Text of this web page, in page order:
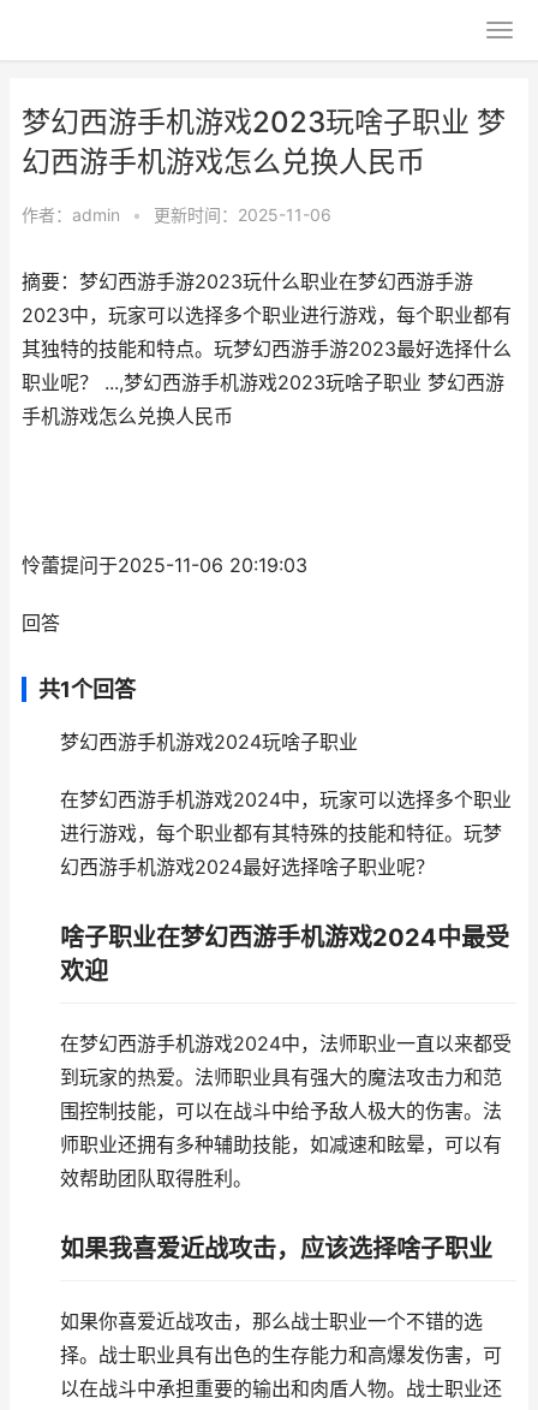
梦幻西游手机游戏2023玩啥子职业 梦
幻西游手机游戏怎么兑换人民币
作者： admin • 更新时间：2025-11-06
摘要：梦幻西游手游2023玩什么职业在梦幻西游手游
2023中，玩家可以选择多个职业进行游戏，每个职业都有
其独特的技能和特点。玩梦幻西游手游2023最好选择什么
职业呢？ ...,梦幻西游手机游戏2023玩啥子职业 梦幻西游
手机游戏怎么兑换人民币
怜蕾提问于2025-11-06 20:19:03
回答
共1个回答
梦幻西游手机游戏2024玩啥子职业
在梦幻西游手机游戏2024中，玩家可以选择多个职业
进行游戏，每个职业都有其特殊的技能和特征。玩梦
幻西游手机游戏2024最好选择啥子职业呢？
啥子职业在梦幻西游手机游戏2024中最受
欢迎
在梦幻西游手机游戏2024中，法师职业一直以来都受
到玩家的热爱。法师职业具有强大的魔法攻击力和范
围控制技能，可以在战斗中给予敌人极大的伤害。法
师职业还拥有多种辅助技能，如减速和眩晕，可以有
效帮助团队取得胜利。
如果我喜爱近战攻击，应该选择啥子职业
如果你喜爱近战攻击，那么战士职业一个不错的选
择。战士职业具有出色的生存能力和高爆发伤害，可
以在战斗中承担重要的输出和肉盾人物。战士职业还